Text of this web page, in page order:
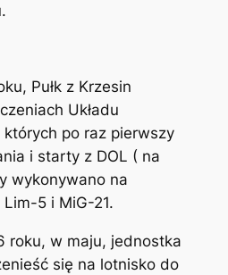
Pułk z Krzesin
Układu
po raz pierwszy
i starty z DOL ( na
wykonywano na
5 i MiG-21.
roku, w maju, jednostka
się na lotnisko do